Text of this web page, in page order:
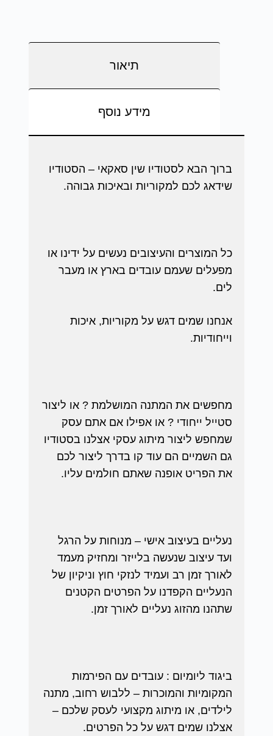
תיאור
מידע נוסף
ברוך הבא לסטודיו שין סאקאי – הסטודיו
שידאג לכם למקוריות ובאיכות גבוהה.
כל המוצרים והעיצובים נעשים על ידינו או
מפעלים שעמם עובדים בארץ או מעבר
לים.
אנחנו שמים דגש על מקוריות, איכות
וייחודיות.
מחפשים את המתנה המושלמת ? או ליצור
סטייל ייחודי ? או אפילו אם אתם עסק
שמחפש ליצור מיתוג עסקי אצלנו בסטודיו
גם השמיים הם עוד קו בדרך ליצור לכם
את הפריט אופנה שאתם חולמים עליו.
נעליים בעיצוב אישי – מנוחות על הרגל
ועד עיצוב שנעשה בלייזר ומחזיק מעמד
לאורך זמן רב ועמיד לנזקי חוץ וניקיון של
הנעליים הקפדנו על הפרטים הקטנים
שתהנו מהזוג נעליים לאורך זמן.
ביגוד ליומיום : עובדים עם הפירמות
המקומיות והמוכרות – ללבוש רחוב, מתנה
לילדים, או מיתוג מקצועי לעסק שלכם –
אצלנו שמים דגש על כל הפרטים.